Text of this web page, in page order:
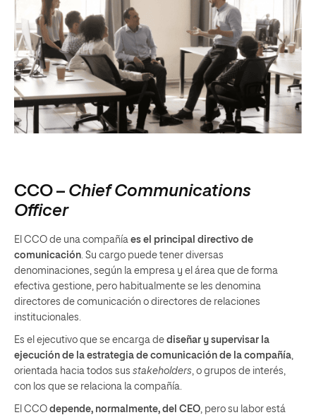
CCO – Chief Communications
Officer
El CCO de una compañía es el principal directivo de
comunicación . Su cargo puede tener diversas
denominaciones, según la empresa y el área que de forma
efectiva gestione, pero habitualmente se les denomina
directores de comunicación o directores de relaciones
institucionales.
Es el ejecutivo que se encarga de diseñar y supervisar la
ejecución de la estrategia de comunicación de la compañía
orientada hacia todos sus stakeholders , o grupos de interés,
con los que se relaciona la compañía.
El CCO depende, normalmente, del CEO , pero su labor está